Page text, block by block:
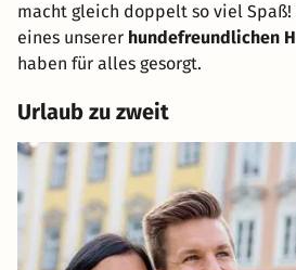
macht gleich doppelt so viel Spaß!
eines unserer hundefreundlichen
haben für alles gesorgt.
Urlaub zu zweit